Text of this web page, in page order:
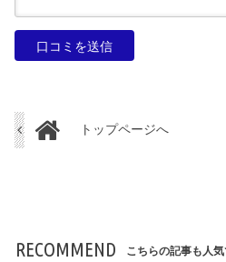
トップページへ
RECOMMEND こちらの記事も人気